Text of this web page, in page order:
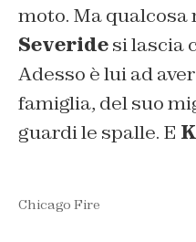
moto. Ma qualcosa
Severidesi lascia
Adesso è lui ad
famiglia, del suo
guardi le spalle. E
Chicago Fire